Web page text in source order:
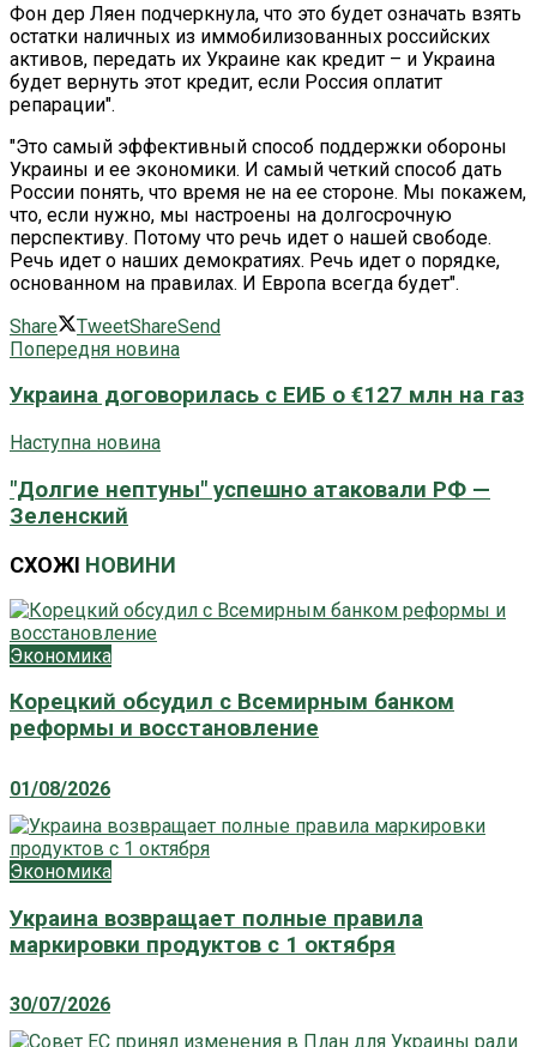
Фон дер Ляен подчеркнула, что это будет означать взять
остатки наличных из иммобилизованных российских
активов, передать их Украине как кредит – и Украина
будет вернуть этот кредит, если Россия оплатит
репарации".
"Это самый эффективный способ поддержки обороны
Украины и ее экономики. И самый четкий способ дать
России понять, что время не на ее стороне. Мы покажем,
что, если нужно, мы настроены на долгосрочную
перспективу. Потому что речь идет о нашей свободе.
Речь идет о наших демократиях. Речь идет о порядке,
основанном на правилах. И Европа всегда будет".
Share
TweetShareSend
Попередня новина
Украина договорилась с ЕИБ о €127 млн ​​на газ
Наступна новина
"Долгие нептуны" успешно атаковали РФ —
Зеленский
СХОЖІ НОВИНИ
Экономика
Корецкий обсудил с Всемирным банком
реформы и восстановление
01/08/2026
Экономика
Украина возвращает полные правила
маркировки продуктов с 1 октября
30/07/2026